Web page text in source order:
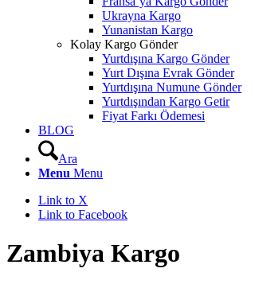
Ukrayna Kargo
Yunanistan Kargo
Kolay Kargo Gönder
Yurtdışına Kargo Gönder
Yurt Dışına Evrak Gönder
Yurtdışına Numune Gönder
Yurtdışından Kargo Getir
Fiyat Farkı Ödemesi
BLOG
Ara
Menu Menu
Link to X
Link to Facebook
Zambiya Kargo